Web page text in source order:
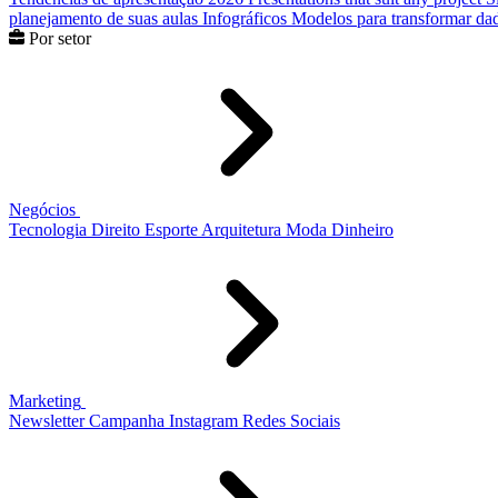
planejamento de suas aulas Infográficos Modelos para transformar
Por setor
Negócios
Tecnologia Direito Esporte Arquitetura Moda Dinheiro
Marketing
Newsletter Campanha Instagram Redes Sociais